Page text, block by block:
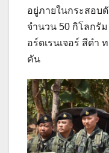
อยู่ภายในกระสอบ
จำนวน 50 กิโลกรั
อร์ดเรนเจอร์ สีดำ
คัน